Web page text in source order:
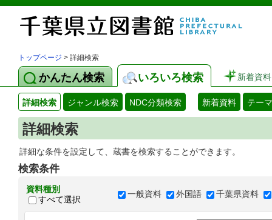
トップページ > 詳細検索
かんたん検索 いろいろ検索 新着資料
詳細検索 ジャンル検索 NDC分類検索 新着資料 テー
詳細検索
詳細な条件を設定して、蔵書を検索することができます。
検索条件
資料種別
すべて選択
一般資料 外国語 千葉県資料